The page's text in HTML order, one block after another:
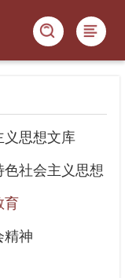
义思想文库
社会主义思想
育
精神